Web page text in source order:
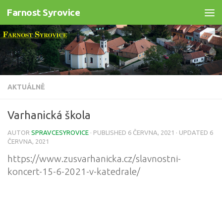
Skip to content
Farnost Syrovice
AKTUÁLNĚ
Varhanická škola
AUTOR SPRAVCESYROVICE · PUBLISHED 6 ČERVNA, 2021 · UPDATED 6
ČERVNA, 2021
https://www.zusvarhanicka.cz/slavnostni-
koncert-15-6-2021-v-katedrale/